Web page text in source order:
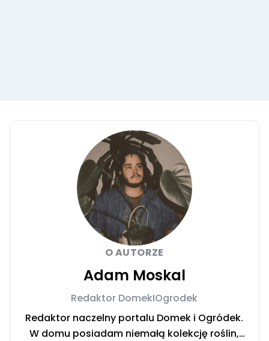
O AUTORZE
Adam Moskal
Redaktor DomekIOgrodek
Redaktor naczelny portalu Domek i Ogródek.
W domu posiadam niemałą kolekcję roślin,